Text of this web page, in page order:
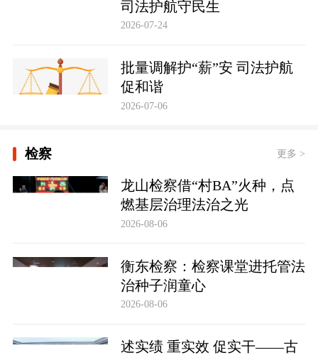
司法护航守民生
2026-07-24
批量调解护“薪”安 司法护航
促和谐
2026-07-06
检察 更多 >
龙山检察借“村BA”火种，点
燃基层治理法治之光
2026-08-06
衡东检察：检察课堂进托管法
治种子润童心
2026-08-06
述实绩 重实效 促实干——古